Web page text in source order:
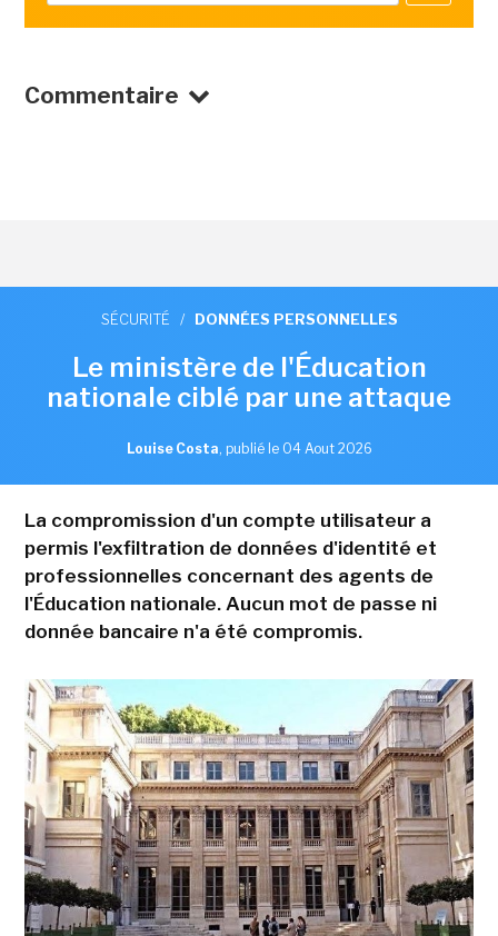
Commentaire
SÉCURITÉ / DONNÉES PERSONNELLES
Le ministère de l'Éducation
nationale ciblé par une attaque
Louise Costa, publié le 04 Aout 2026
La compromission d'un compte utilisateur a
permis l'exfiltration de données d'identité et
professionnelles concernant des agents de
l'Éducation nationale. Aucun mot de passe ni
donnée bancaire n'a été compromis.